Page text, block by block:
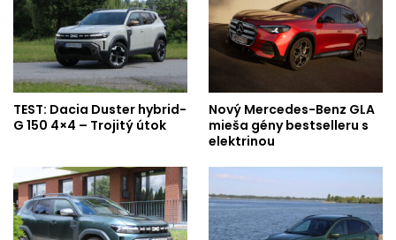
TEST: Dacia Duster hybrid-
G 150 4×4 – Trojitý útok
Nový Mercedes-Benz GLA
mieša gény bestselleru s
elektrinou